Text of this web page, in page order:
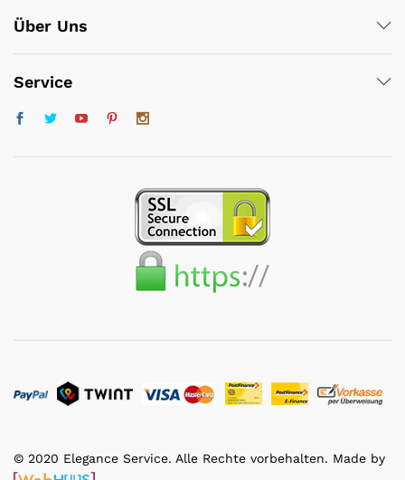
Über Uns
Service
© 2020 Elegance Service. Alle Rechte vorbehalten. Made by